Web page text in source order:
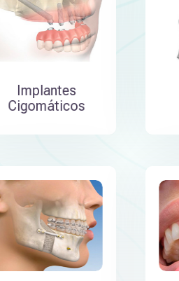
Implantes
Cigomáticos